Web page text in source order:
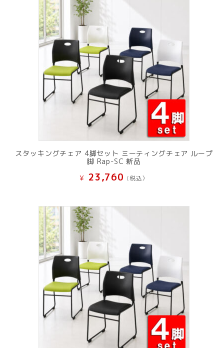
スタッキングチェア 4脚セット ミーティングチェア ループ
脚 Rap-SC 新品
¥ 23,760 (税込）